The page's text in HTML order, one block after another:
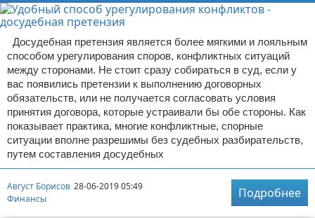
Досудебная претензия является более мягкими и лояльным
способом урегулирования споров, конфликтных ситуаций
между сторонами. Не стоит сразу собираться в суд, если у
вас появились претензии к выполнению договорных
обязательств, или не получается согласовать условия
принятия договора, которые устраивали бы обе стороны. Как
показывает практика, многие конфликтные, спорные
ситуации вполне разрешимы без судебных разбирательств,
путем составления досудебных
Август Борисов 28-06-2019 05:49
Финансы
Подробнее